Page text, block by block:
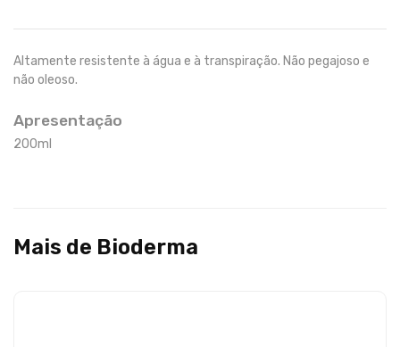
Altamente resistente à água e à transpiração. Não pegajoso e
não oleoso.
Apresentação
200ml
Mais de Bioderma